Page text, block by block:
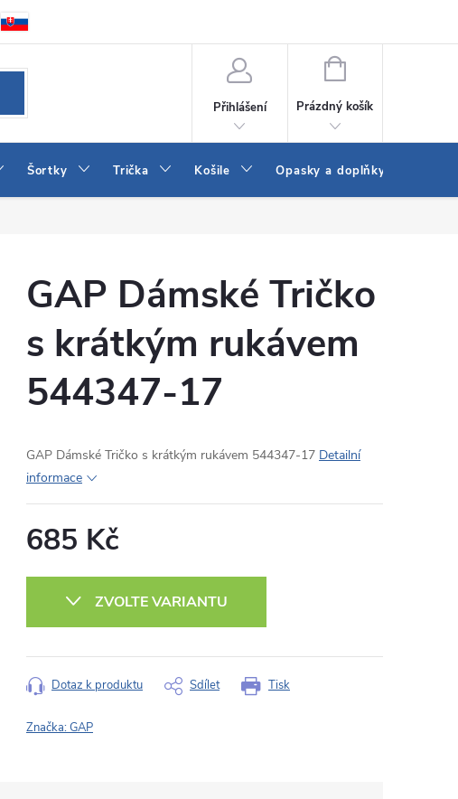
Kontakt
Přihlášení
NÁKUPNÍ
Prázdný košík
Šortky Trička Košile Opasky a doplňky
GAP Dámské Tričko
s krátkým rukávem
544347-17
GAP Dámské Tričko s krátkým rukávem 544347-17 Detailní
informace
685 Kč
ZVOLTE VARIANTU
Tisk
Dotaz k produktu Sdílet
Značka:GAP